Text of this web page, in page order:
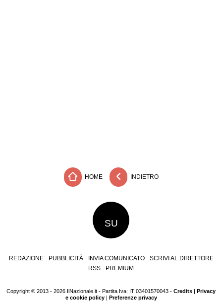
HOME INDIETRO
SU
REDAZIONE PUBBLICITÀ INVIA COMUNICATO
SCRIVI AL DIRETTORE
RSS
PREMIUM
Copyright © 2013 - 2026 IlNazionale.it - Partita Iva: IT 03401570043 - Credits | Privacy
e cookie policy| Preferenze privacy